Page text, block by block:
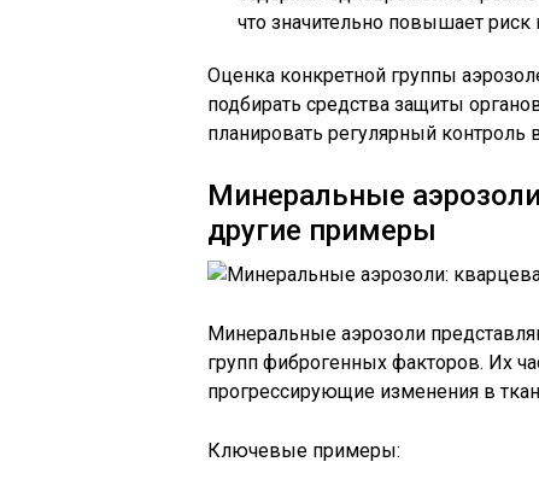
что значительно повышает
Оценка конкретной группы
подбирать средства защиты
планировать регулярный
Минеральные
другие примеры
Минеральные аэрозоли
групп фиброгенных факторов. Их
прогрессирующие изменения в
Ключевые примеры: